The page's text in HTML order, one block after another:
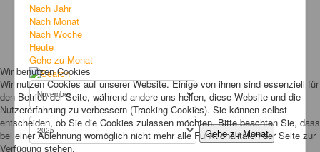
Events
Fuegolatino
Bilder
News
Links
FAQ
Nach Jahr
Nach Monat
Nach Woche
Heute
Gehe zu Monat
Gehe zu Monat
Wir benutzen Cookies
Wir nutzen Cookies auf unserer Website. Einige von ihnen sind essenziell für
den Betrieb der Seite, während andere uns helfen, diese Website und die
Nutzererfahrung zu verbessern (Tracking Cookies). Sie können selbst
entscheiden, ob Sie die Cookies zulassen möchten. Bitte beachten Sie, dass
bei einer Ablehnung womöglich nicht mehr alle Funktionalitäten der Seite zur
Verfügung stehen.